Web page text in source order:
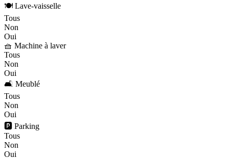
🍽️ Lave-vaisselle
Tous
Non
Oui
🧺 Machine à laver
Tous
Non
Oui
🛋️ Meublé
Tous
Non
Oui
🅿️ Parking
Tous
Non
Oui